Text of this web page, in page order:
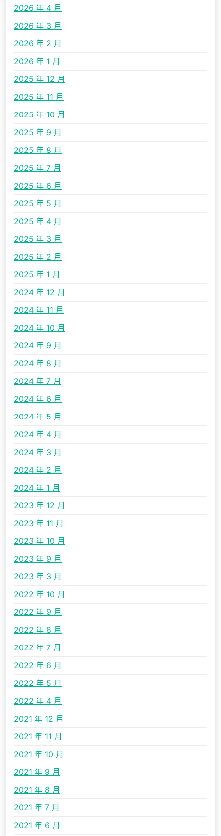
2026 年 4 月
2026 年 3 月
2026 年 2 月
2026 年 1 月
2025 年 12 月
2025 年 11 月
2025 年 10 月
2025 年 9 月
2025 年 8 月
2025 年 7 月
2025 年 6 月
2025 年 5 月
2025 年 4 月
2025 年 3 月
2025 年 2 月
2025 年 1 月
2024 年 12 月
2024 年 11 月
2024 年 10 月
2024 年 9 月
2024 年 8 月
2024 年 7 月
2024 年 6 月
2024 年 5 月
2024 年 4 月
2024 年 3 月
2024 年 2 月
2024 年 1 月
2023 年 12 月
2023 年 11 月
2023 年 10 月
2023 年 9 月
2023 年 3 月
2022 年 10 月
2022 年 9 月
2022 年 8 月
2022 年 7 月
2022 年 6 月
2022 年 5 月
2022 年 4 月
2021 年 12 月
2021 年 11 月
2021 年 10 月
2021 年 9 月
2021 年 8 月
2021 年 7 月
2021 年 6 月